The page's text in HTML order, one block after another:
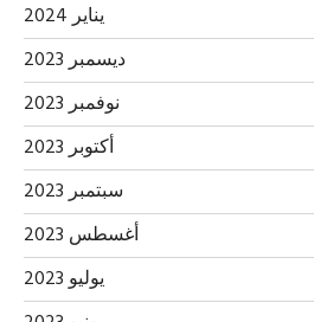
يناير 2024
ديسمبر 2023
نوفمبر 2023
أكتوبر 2023
سبتمبر 2023
أغسطس 2023
يوليو 2023